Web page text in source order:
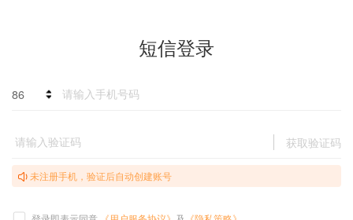
短信登录
86
获取验证码
未注册手机，验证后自动创建账号